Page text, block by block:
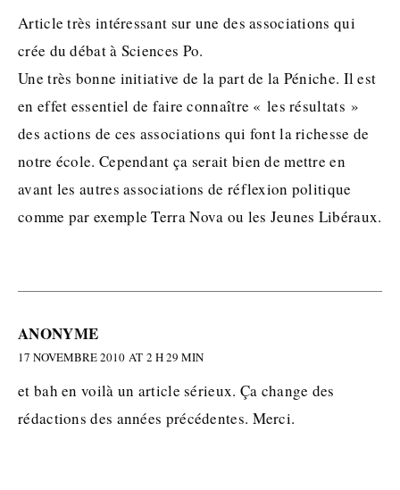
Article très intéressant sur une des associations qui
crée du débat à Sciences Po.
Une très bonne initiative de la part de la Péniche. Il est
en effet essentiel de faire connaître « les résultats »
des actions de ces associations qui font la richesse de
notre école. Cependant ça serait bien de mettre en
avant les autres associations de réflexion politique
comme par exemple Terra Nova ou les Jeunes Libéraux.
ANONYME
17 NOVEMBRE 2010 AT 2 H 29 MIN
et bah en voilà un article sérieux. Ça change des
rédactions des années précédentes. Merci.